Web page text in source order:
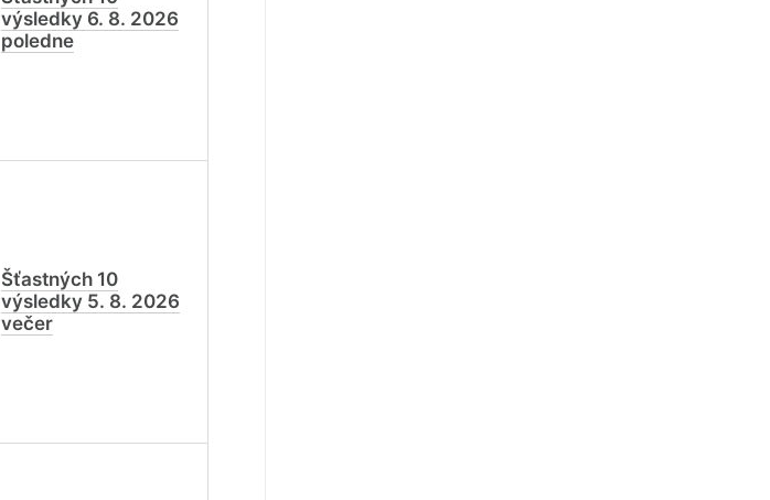
výsledky 6. 8. 2026
poledne
Šťastných 10
výsledky 5. 8. 2026
večer